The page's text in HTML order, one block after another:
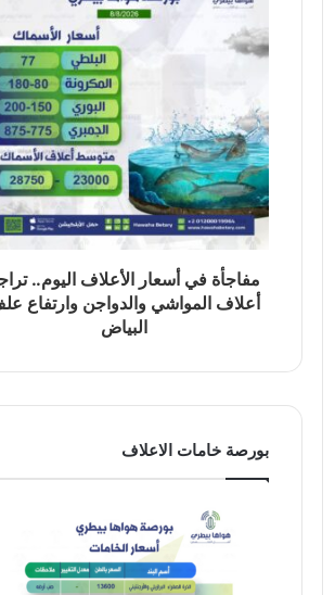
مفاجأة في أسعار الأعلاف اليوم..
أعلاف المواشي والدواجن وارتفاع
البياض
بورصة خامات الاعلاف